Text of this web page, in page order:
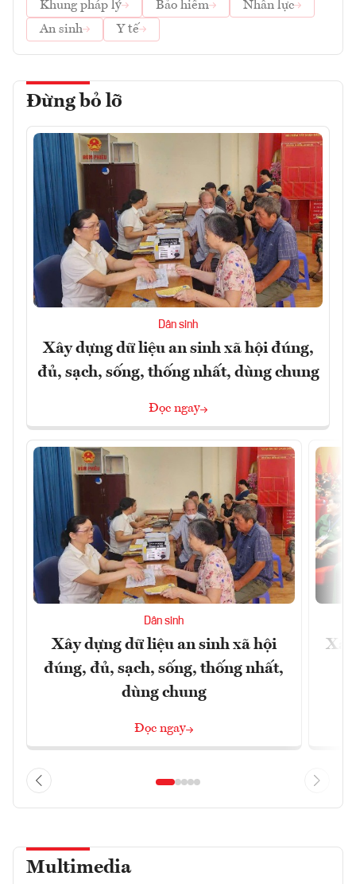
Khung pháp lý Bảo hiểm
Nhân lực
An sinh
Y tế
Đừng bỏ lỡ
Dân sinh
Xây dựng dữ liệu an sinh xã hội đúng,
đủ, sạch, sống, thống nhất, dùng chung
Đọc ngay
Dân sinh
Xây dựng dữ liệu an sinh xã hội
đúng, đủ, sạch, sống, thống nhất,
dùng chung
Đọc ngay
Multimedia